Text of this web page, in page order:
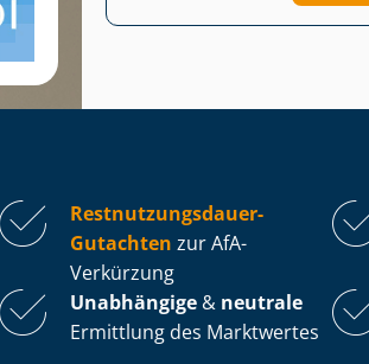
Rest­nut­zungs­dau­er-
Gutachten zur AfA-
Verkürzung
Unabhängige & neutrale
Ermittlung des Marktwertes